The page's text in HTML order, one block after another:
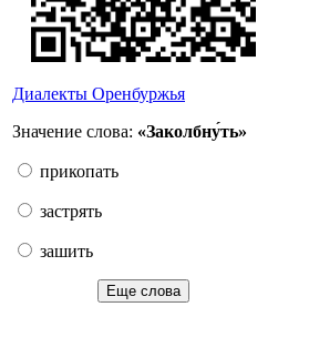
Диалекты Оренбуржья
Значение слова: «Заколбну́ть»
прикопать
застрять
зашить
Еще слова